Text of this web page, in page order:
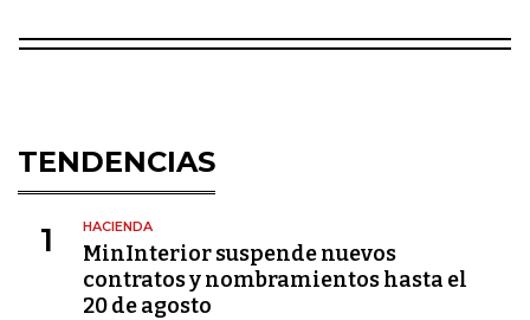
TENDENCIAS
1 HACIENDA
MinInterior suspende nuevos
contratos y nombramientos hasta el
20 de agosto